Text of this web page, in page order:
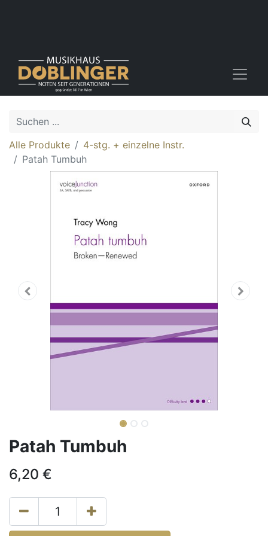
Alle Produkte
4-stg. + einzelne Instr.
Patah Tumbuh
Patah Tumbuh
6,20 €